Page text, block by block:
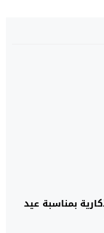
بمناسبة عيد